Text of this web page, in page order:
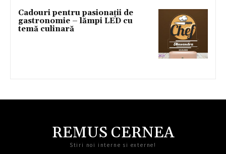
Cadouri pentru pasionații de
gastronomie – lămpi LED cu
temă culinară
REMUS CERNEA
Stiri noi interne si externe!